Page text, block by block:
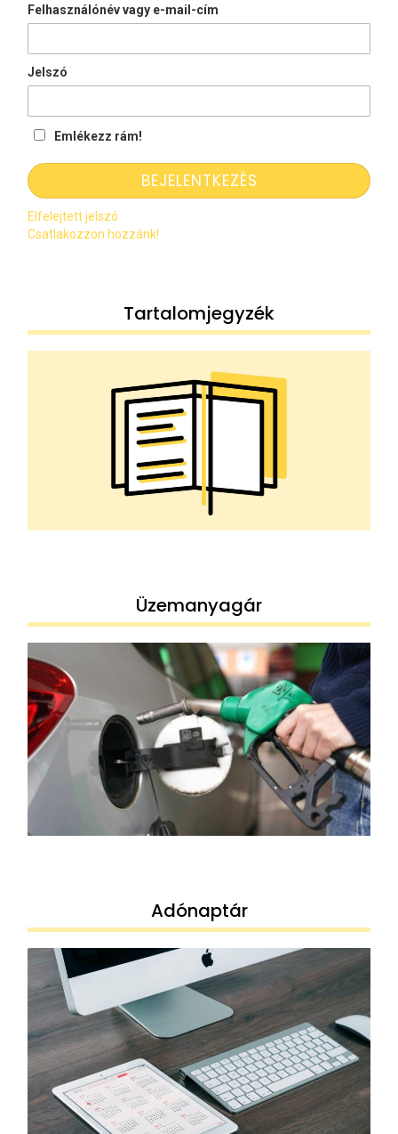
Felhasználónév vagy e-mail-cím
Jelszó
Emlékezz rám!
Elfelejtett jelszó
Csatlakozzon hozzánk!
Tartalomjegyzék
Üzemanyagár
Adónaptár